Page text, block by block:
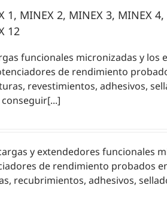
1, MINEX 2, MINEX 3, MINEX
12
funcionales micronizadas y los
de rendimiento
revestimientos, adhesivos,
y extendedores funcionales
de rendimiento probados
recubrimientos, adhesivos,